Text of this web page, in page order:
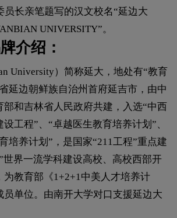
员长亲笔题写的汉文校名“延边大
UNIVERSITY”。
介绍：
University）简称延大，地处有“教育
延边朝鲜族自治州首府延吉市，由中
部和吉林省人民政府共建，入选“中西
工程”、“卓越医生教育培养计划”、
培养计划”，是国家“211工程”重点建
世界一流学科建设高校、高校西部开
为教育部《1+2+1中美人才培养计
员单位。由南开大学对口支援延边大